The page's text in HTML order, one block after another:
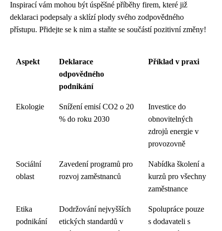
Inspirací vám mohou být úspěšné příběhy firem, které již
deklaraci podepsaly a sklízí plody svého zodpovědného
přístupu. Přidejte se k nim a staňte se součástí pozitivní změny!
Aspekt
Deklarace
odpovědného
podnikání
Příklad v praxi
Ekologie
Snížení emisí CO2 o 20
% do roku 2030
Investice do
obnovitelných
zdrojů energie v
provozovně
Sociální
oblast
Zavedení programů pro
rozvoj zaměstnanců
Nabídka školení a
kurzů pro všechny
zaměstnance
Etika
podnikání
Dodržování nejvyšších
etických standardů v
Spolupráce pouze
s dodavateli s